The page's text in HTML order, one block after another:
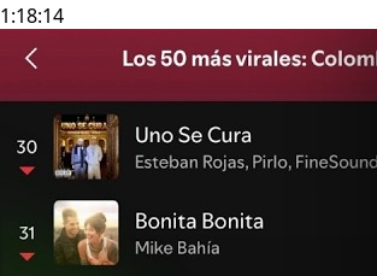
1:18:14